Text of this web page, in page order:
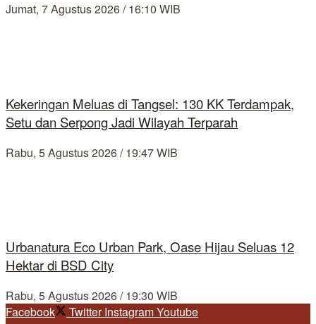
Jumat, 7 Agustus 2026 / 16:10 WIB
Kekeringan Meluas di Tangsel: 130 KK Terdampak,
Setu dan Serpong Jadi Wilayah Terparah
Rabu, 5 Agustus 2026 / 19:47 WIB
Urbanatura Eco Urban Park, Oase Hijau Seluas 12
Hektar di BSD City
Rabu, 5 Agustus 2026 / 19:30 WIB
Facebook
Twitter InstagramYoutube